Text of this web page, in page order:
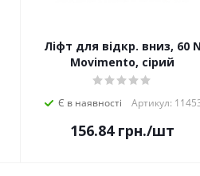
Ліфт для відкр. вниз, 60 N
Movimento, сірий
Є в наявності Артикул:
156.84грн./шт